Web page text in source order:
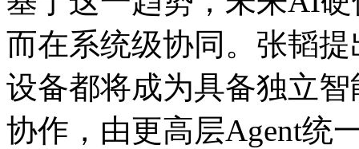
而在系统级协同。张韬
设备都将成为具备独立
协作，由更高层Agent统